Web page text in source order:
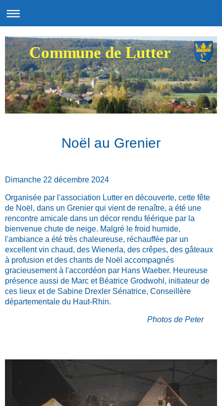
Commune de Lutter
Noël au Grenier
Dimanche 22 décembre 2024
Organisée par l'association Lutter en découverte, cette fête
de Noël, dans un Grenier qui vient de renaître, a été une
rencontre amicale dans un décor rendu féérique par la
bienvenue chute de neige. Malgré le froid humide,
l'ambiance a été très chaleureuse, réchauffée par un
excellent vin chaud, des Wienerla, des crêpes, des gâteaux
à profusion et des chants de Noël accompagnés
gracieusement à l'accordéon par Hans Waeber. Heureuse
présence aussi de Marc et Béatrice Grodwohl, initiateur de
ces lieux et de Sabine Drexler Sénatrice, Conseillère
départementale du Haut-Rhin.
Photos de Peter